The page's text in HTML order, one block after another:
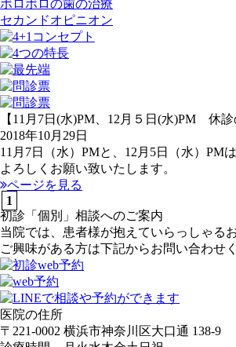
ボロボロの歯の治療
セカンドオピニオン
【11月7日(水)PM、12月５日(水)PM 休診
2018年10月29日
11月7日（水）PMと、12月5日（水）PM
よろしくお願い致いたします。
ページを見る
1
初診「個別」相談へのご案内
当院では、患者様が抱えていらっしゃる
ご興味がある方は下記からお問い合わせ
医院の住所
〒221-0002 横浜市神奈川区大口通 138-9